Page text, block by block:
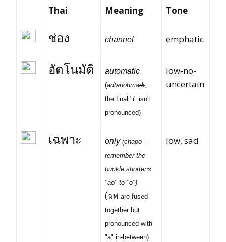
Thai Meaning Tone
ช่อง channel emphatic
อัตโนมัติ automatic
(adtanohmadt,
the final "i" isn't
pronounced)
low-no-
uncertain
เฉพาะ only (chapo –
remember the
buckle shortens
"ao" to "o")
(ฉพ are fused
together but
pronounced with
"a" in-between)
low, sad